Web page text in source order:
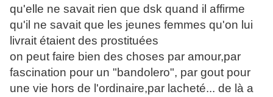
qu'elle ne savait rien que dsk quand il affirme
qu'il ne savait que les jeunes femmes qu'on lui
livrait étaient des prostituées
on peut faire bien des choses par amour,par
fascination pour un "bandolero", par gout pour
une vie hors de l'ordinaire,par lacheté... de là a